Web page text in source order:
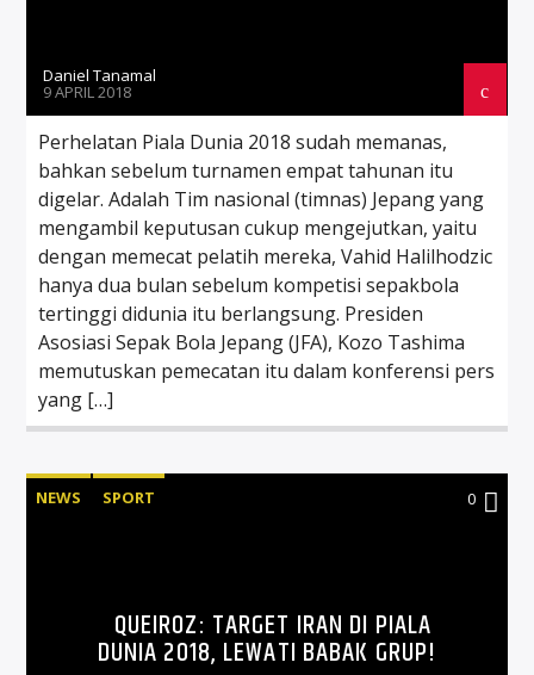
Daniel Tanamal
9 APRIL 2018
Perhelatan Piala Dunia 2018 sudah memanas,
bahkan sebelum turnamen empat tahunan itu
digelar. Adalah Tim nasional (timnas) Jepang yang
mengambil keputusan cukup mengejutkan, yaitu
dengan memecat pelatih mereka, Vahid Halilhodzic
hanya dua bulan sebelum kompetisi sepakbola
tertinggi didunia itu berlangsung. Presiden
Asosiasi Sepak Bola Jepang (JFA), Kozo Tashima
memutuskan pemecatan itu dalam konferensi pers
yang […]
NEWS SPORT 0
QUEIROZ: TARGET IRAN DI PIALA
DUNIA 2018, LEWATI BABAK GRUP!